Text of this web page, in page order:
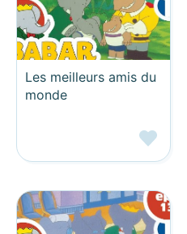
Les meilleurs amis du
monde